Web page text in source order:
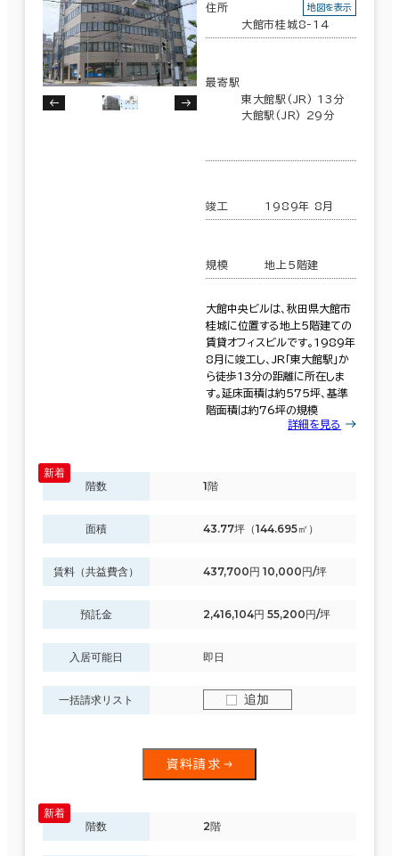
住所
大館市桂城8-14
地図を表示
最寄駅
東大館駅(JR) 13分
大館駅(JR) 29分
竣工 1989年 8月
規模 地上5階建
大館中央ビルは、秋田県大館市
桂城に位置する地上5階建ての
賃貸オフィスビルです。1989年
8月に竣工し、JR「東大館駅」か
ら徒歩13分の距離に所在しま
す。延床面積は約575坪、基準
階面積は約76坪の規模
詳細を見る
階数 1階
面積 43.77坪（144.695㎡）
賃料（共益費含） 437,700円 10,000円/坪
預託金 2,416,104円 55,200円/坪
入居可能日 即日
一括請求リスト 追加
資料請求
階数 2階